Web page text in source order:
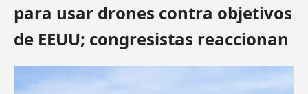
para usar drones contra objetivos
de EEUU; congresistas reaccionan